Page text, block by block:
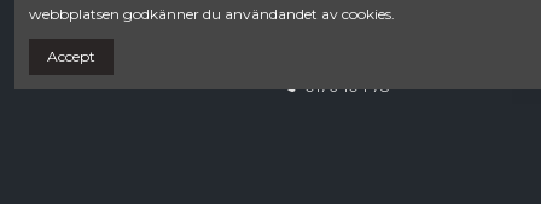
Köpvillkor
Kullmans Lek och Sport
0176-104 78
webbplatsen godkänner du användandet av cookies.
Accept